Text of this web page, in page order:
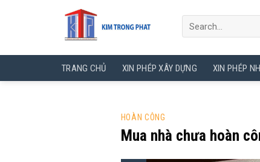
TRANG CHỦ
XIN PHÉP XÂY DỰNG XIN PHÉP
HOÀN CÔNG
Mua nhà chưa hoàn